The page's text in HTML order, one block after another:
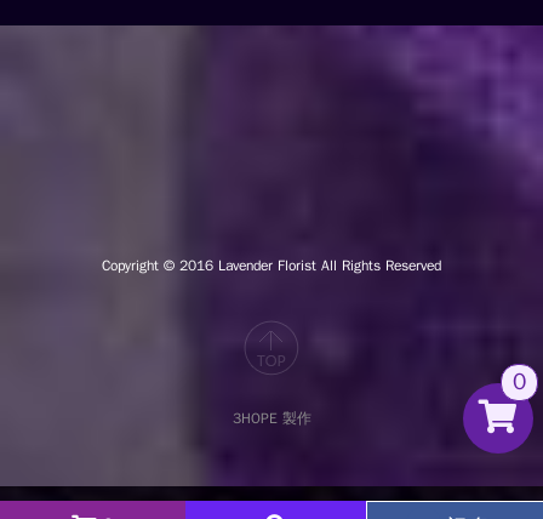
Copyright © 2016 Lavender Florist All Rights Reserved
3HOPE 製作
0